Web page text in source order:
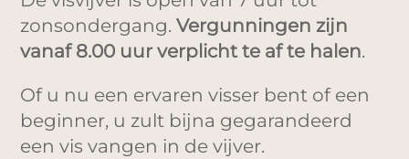
zonsondergang.Vergunningen zijn
vanaf 8.00 uur verplicht te af te halen.
Of u nu een ervaren visser bent of een
beginner, u zult bijna gegarandeerd
een vis vangen in de vijver.